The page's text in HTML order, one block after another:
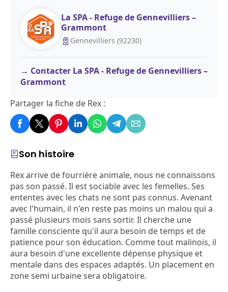
Son histoire
Rex arrive de fourrière animale, nous ne connaissons
pas son passé. Il est sociable avec les femelles. Ses
ententes avec les chats ne sont pas connus. Avenant
avec l'humain, il n'en reste pas moins un malou qui a
passé plusieurs mois sans sortir. Il cherche une
famille consciente qu'il aura besoin de temps et de
patience pour son éducation. Comme tout malinois, il
aura besoin d'une excellente dépense physique et
mentale dans des espaces adaptés. Un placement en
zone semi urbaine sera obligatoire.
La SPA - Refuge de Gennevilliers –
Grammont
Gennevilliers (92230)
Contacter La SPA - Refuge de Gennevilliers –
Grammont
Partager la fiche de Rex :